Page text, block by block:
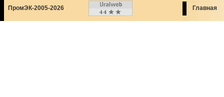
ПромЭК-2005-2026 Главная